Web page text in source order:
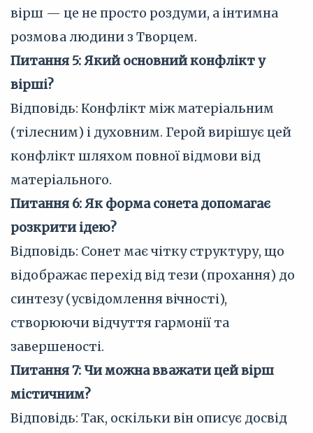
вірш — це не просто роздуми, а інтимна
розмова людини з Творцем.
Питання 5: Який основний конфлікт у
вірші?
Відповідь: Конфлікт між матеріальним
(тілесним) і духовним. Герой вирішує цей
конфлікт шляхом повної відмови від
матеріального.
Питання 6: Як форма сонета допомагає
розкрити ідею?
Відповідь: Сонет має чітку структуру, що
відображає перехід від тези (прохання) до
синтезу (усвідомлення вічності),
створюючи відчуття гармонії та
завершеності.
Питання 7: Чи можна вважати цей вірш
містичним?
Відповідь: Так, оскільки він описує досвід